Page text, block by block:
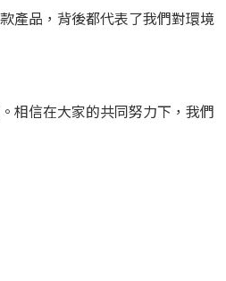
產品，背後都代表了我們對環境
相信在大家的共同努力下，我們